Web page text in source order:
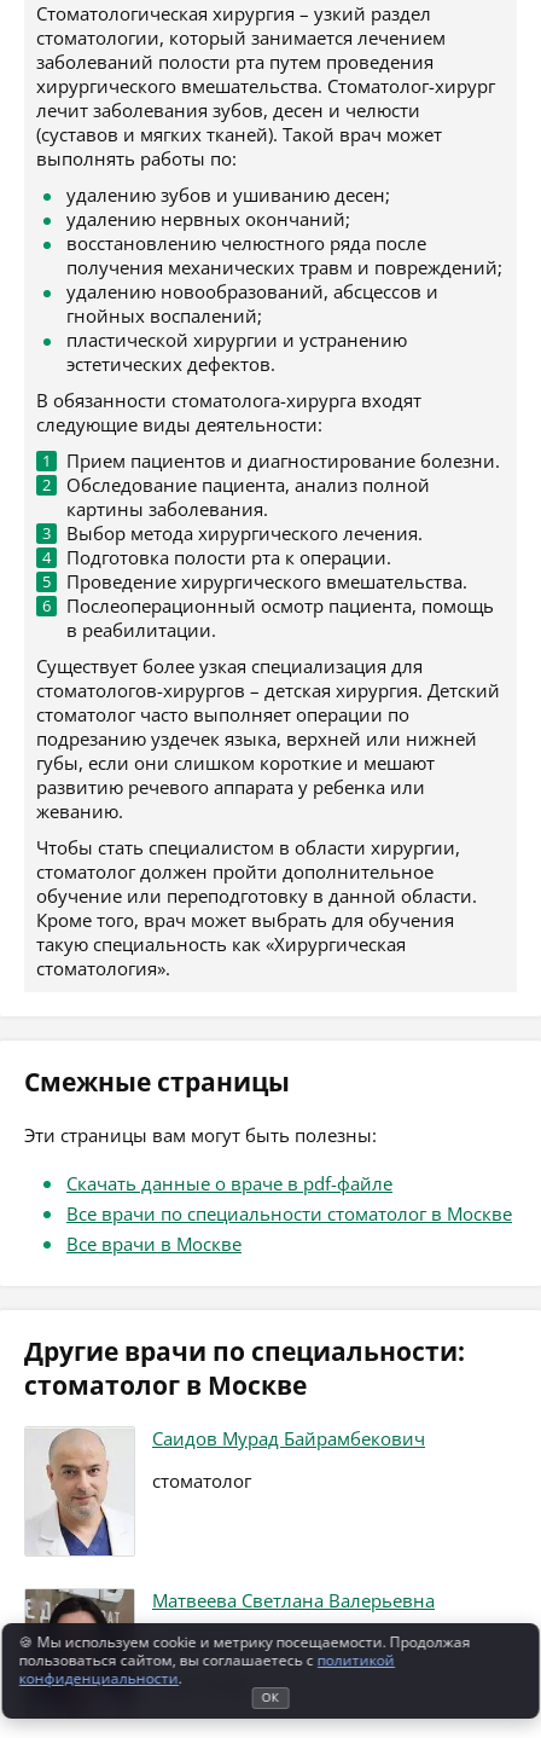
Стоматологическая хирургия – узкий раздел
стоматологии, который занимается лечением
заболеваний полости рта путем проведения
хирургического вмешательства. Стоматолог-хирург
лечит заболевания зубов, десен и челюсти
(суставов и мягких тканей). Такой врач может
выполнять работы по:
удалению зубов и ушиванию десен;
удалению нервных окончаний;
восстановлению челюстного ряда после
получения механических травм и повреждений;
удалению новообразований, абсцессов и
гнойных воспалений;
пластической хирургии и устранению
эстетических дефектов.
В обязанности стоматолога-хирурга входят
следующие виды деятельности:
Прием пациентов и диагностирование болезни.
Обследование пациента, анализ полной
картины заболевания.
Выбор метода хирургического лечения.
Подготовка полости рта к операции.
Проведение хирургического вмешательства.
Послеоперационный осмотр пациента, помощь
в реабилитации.
Существует более узкая специализация для
стоматологов-хирургов – детская хирургия. Детский
стоматолог часто выполняет операции по
подрезанию уздечек языка, верхней или нижней
губы, если они слишком короткие и мешают
развитию речевого аппарата у ребенка или
жеванию.
Чтобы стать специалистом в области хирургии,
стоматолог должен пройти дополнительное
обучение или переподготовку в данной области.
Кроме того, врач может выбрать для обучения
такую специальность как «Хирургическая
стоматология».
Смежные страницы
Эти страницы вам могут быть полезны:
Скачать данные о враче в pdf-файле
Все врачи по специальности стоматолог в Москве
Все врачи в Москве
Другие врачи по специальности:
стоматолог в Москве
Саидов Мурад Байрамбекович
стоматолог
Матвеева Светлана Валерьевна
стоматолог
стаж 19 лет
🍪 Мы используем cookie и метрику посещаемости. Продолжая
пользоваться сайтом, вы соглашаетесь с политикой
конфиденциальности.
ОК